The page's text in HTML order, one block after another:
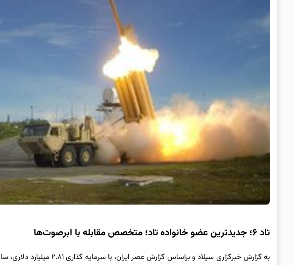
تاد ۶؛ جدیدترین عضو خانواده تاد؛ متخصص مقابله با ابرصوت‌ها
به گزارش خبرگزاری سیلاد و